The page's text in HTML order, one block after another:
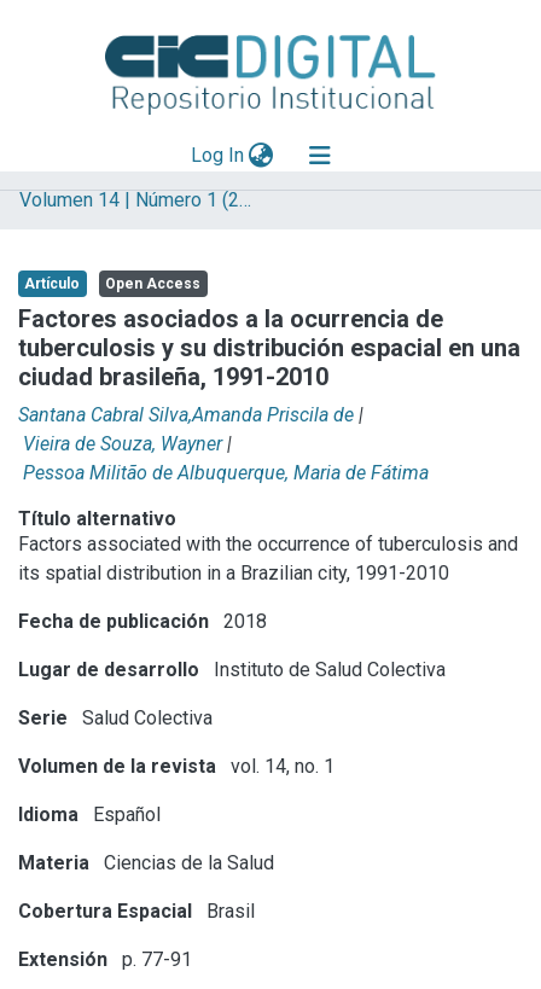
Log In(current)
Explorar
Aportar material
Statistics
Volumen 14 | Número 1 (2018) | Geografía y Salud
Artículo Open Access
Factores asociados a la ocurrencia de
tuberculosis y su distribución espacial en una
ciudad brasileña, 1991-2010
Santana Cabral Silva,Amanda Priscila de |
Vieira de Souza, Wayner |
Pessoa Militão de Albuquerque, Maria de Fátima
Título alternativo
Factors associated with the occurrence of tuberculosis and
its spatial distribution in a Brazilian city, 1991-2010
Fecha de publicación 2018
Lugar de desarrollo Instituto de Salud Colectiva
Serie Salud Colectiva
Volumen de la revista vol. 14, no. 1
Idioma Español
Materia Ciencias de la Salud
Cobertura Espacial Brasil
Extensión p. 77-91